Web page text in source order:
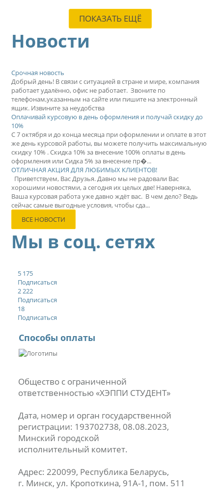
ПОКАЗАТЬ ЕЩЁ
Новости
Срочная новость
Добрый день! В связи с ситуацией в стране и мире, компания
работает удалённо, офис не работает. Звоните по
телефонам,указанным на сайте или пишите на электронный
ящик. Извините за неудобства
Оплачивай курсовую в день оформления и получай скидку до
10%
С 7 октября и до конца месяца при оформлении и оплате в этот
же день курсовой работы, вы можете получить максимальную
скидку 10% . Скидка 10% за внесение 100% оплаты в день
оформления или Сидка 5% за внесение пр�...
ОТЛИЧНАЯ АКЦИЯ ДЛЯ ЛЮБИМЫХ КЛИЕНТОВ!
Приветствуем, Вас Друзья. Давно мы не радовали Вас
хорошими новостями, а сегодня их целых две! Наверняка,
Ваша курсовая работа уже давно ждёт вас. В чем дело? Ведь
сейчас самые выгодные условия, чтобы сда...
ВСЕ НОВОСТИ
Мы в соц. сетях
5 175
Подписаться
2 222
Подписаться
18
Подписаться
Способы оплаты
Общество с ограниченной
ответственностью «ХЭППИ СТУДЕНТ»
Дата, номер и орган государственной
регистрации: 193702738, 08.08.2023,
Минский городской
исполнительный комитет.
Адрес: 220099, Республика Беларусь,
г. Минск, ул. Кропоткина, 91А-1, пом. 511